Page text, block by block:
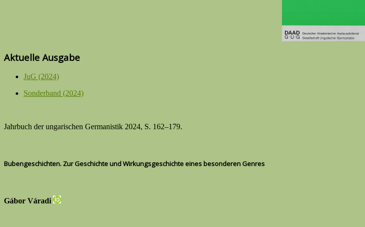
Aktuelle Ausgabe
JuG (2024)
Sonderband (2024)
Jahrbuch der ungarischen Germanistik 2024, S. 162–179.
Bubengeschichten. Zur Geschichte und Wirkungsgeschichte eines besonderen Genres
Gábor Váradi